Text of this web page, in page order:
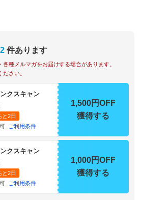
2 件あります
種メルマガをお届けする場合があります。
さい。
クスキャン
と2日
ご利用条件
1,500円OFF
獲得する
クスキャン
と2日
ご利用条件
1,000円OFF
獲得する